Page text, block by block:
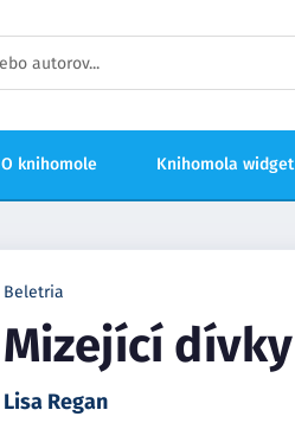
O knihomole Knihomola widget
Beletria
Mizející dívky
Lisa Regan